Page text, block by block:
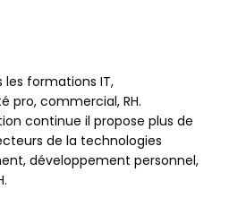
les formations IT,
commercial, RH.
continue il propose plus de
de la technologies
développement personnel,